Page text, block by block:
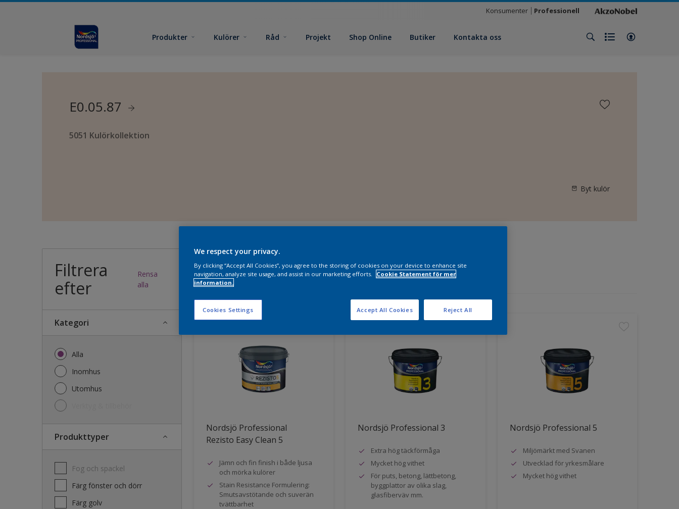
Konsumenter Professionell
Produkter Kulörer Råd Projekt Shop Online Butiker Kontakta oss
E0.05.87
5051 Kulörkollektion
Byt kulör
Filtrera
efter
Rensa
alla
Kategori
Alla
Inomhus
Utomhus
Produkttyper
Fog och spackel
Färg fönster och dörr
Färg golv
Vilka produkter behöver du?
34produkter hittade
Nordsjö Professional
Rezisto Easy Clean 5
Jämn och fin finish i både ljusa
och mörka kulörer
Stain Resistance Formulering:
Smutsavstötande och suverän
tvättbarhet
Nordsjö Professional 3
Extra hög täckförmåga
Mycket hög vithet
För puts, betong, lättbetong,
byggplattor av olika slag,
glasfiberväv mm.
Nordsjö Professional 5
Miljömärkt med Svanen
Utvecklad för yrkesmålare
Mycket hög vithet
We respect your privacy.
By clicking “Accept All Cookies”, you agree to the storing of cookies on your device to enhance site
navigation, analyze site usage, and assist in our marketing efforts.
Cookie Statement för mer
information.
Cookies Settings Reject All
Accept All Cookies